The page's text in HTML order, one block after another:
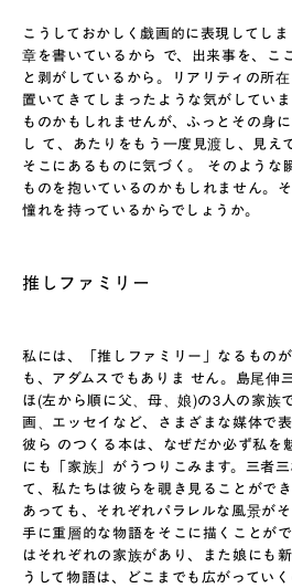
こうしておかしく戯画的に表現してし
章を書いているから で、出来事を、こ
と剥がしているから。リアリティの所
置いてきてしまったような気がしてい
ものかもしれませんが、ふっとその身
し て、あたりをもう一度見渡し、見え
そこにあるものに気づく。 そのような
ものを抱いているのかもしれません。
憧れを持っているからでしょうか。
推しファミリー
私には、「推しファミリー」なるもの
も、アダムスでもありま せん。島尾伸
ほ(左から順に父、母、娘)の3人の家族
画、エッセイなど、さまざまな媒体で
彼ら のつくる本は、なぜだか必ず私を
にも「家族」がうつりこみます。三者
て、私たちは彼らを覗き見ることがで
あっても、それぞれパラレルな風景が
手に重層的な物語をそこに描くことが
はそれぞれの家族があり、また娘にも
うして物語は、どこまでも広がっていく